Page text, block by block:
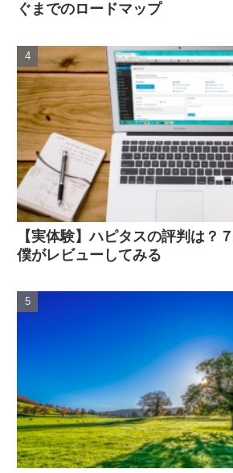
ぐまでのロードマップ
【実体験】ハピタスの評判は？
僕がレビューしてみる